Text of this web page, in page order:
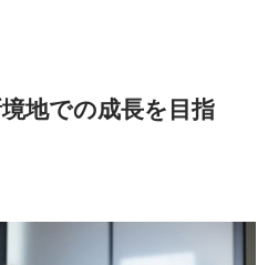
地での成長を目指